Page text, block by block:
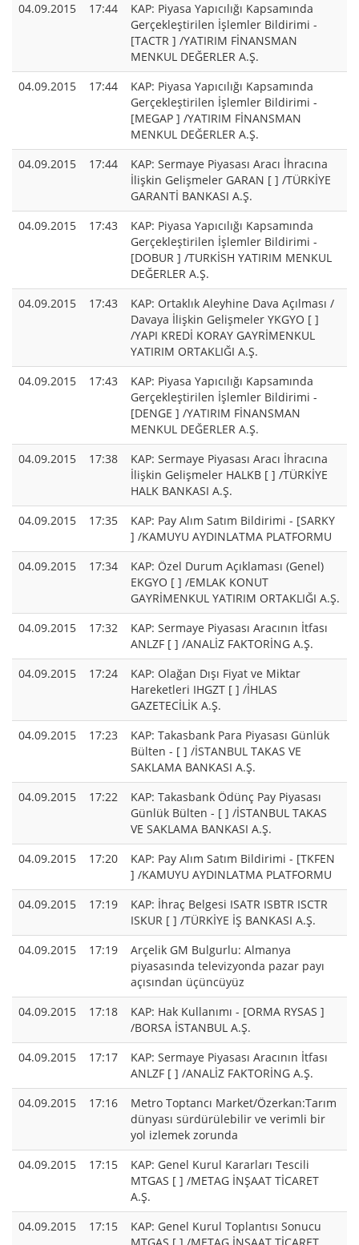
04.09.2015
17:44
KAP: Piyasa Yapıcılığı Kapsamında
Gerçekleştirilen İşlemler Bildirimi -
[TACTR ] /YATIRIM FİNANSMAN
MENKUL DEĞERLER A.Ş.
04.09.2015
17:44
KAP: Piyasa Yapıcılığı Kapsamında
Gerçekleştirilen İşlemler Bildirimi -
[MEGAP ] /YATIRIM FİNANSMAN
MENKUL DEĞERLER A.Ş.
04.09.2015
17:44
KAP: Sermaye Piyasası Aracı İhracına
İlişkin Gelişmeler GARAN [ ] /TÜRKİYE
GARANTİ BANKASI A.Ş.
04.09.2015
17:43
KAP: Piyasa Yapıcılığı Kapsamında
Gerçekleştirilen İşlemler Bildirimi -
[DOBUR ] /TURKİSH YATIRIM MENKUL
DEĞERLER A.Ş.
04.09.2015
17:43
KAP: Ortaklık Aleyhine Dava Açılması /
Davaya İlişkin Gelişmeler YKGYO [ ]
/YAPI KREDİ KORAY GAYRİMENKUL
YATIRIM ORTAKLIĞI A.Ş.
04.09.2015
17:43
KAP: Piyasa Yapıcılığı Kapsamında
Gerçekleştirilen İşlemler Bildirimi -
[DENGE ] /YATIRIM FİNANSMAN
MENKUL DEĞERLER A.Ş.
04.09.2015
17:38
KAP: Sermaye Piyasası Aracı İhracına
İlişkin Gelişmeler HALKB [ ] /TÜRKİYE
HALK BANKASI A.Ş.
04.09.2015
17:35
KAP: Pay Alım Satım Bildirimi - [SARKY
] /KAMUYU AYDINLATMA PLATFORMU
04.09.2015
17:34
KAP: Özel Durum Açıklaması (Genel)
EKGYO [ ] /EMLAK KONUT
GAYRİMENKUL YATIRIM ORTAKLIĞI A.Ş.
04.09.2015
17:32
KAP: Sermaye Piyasası Aracının İtfası
ANLZF [ ] /ANALİZ FAKTORİNG A.Ş.
04.09.2015
17:24
KAP: Olağan Dışı Fiyat ve Miktar
Hareketleri IHGZT [ ] /İHLAS
GAZETECİLİK A.Ş.
04.09.2015
17:23
KAP: Takasbank Para Piyasası Günlük
Bülten - [ ] /İSTANBUL TAKAS VE
SAKLAMA BANKASI A.Ş.
04.09.2015
17:22
KAP: Takasbank Ödünç Pay Piyasası
Günlük Bülten - [ ] /İSTANBUL TAKAS
VE SAKLAMA BANKASI A.Ş.
04.09.2015
17:20
KAP: Pay Alım Satım Bildirimi - [TKFEN
] /KAMUYU AYDINLATMA PLATFORMU
04.09.2015
17:19
KAP: İhraç Belgesi ISATR ISBTR ISCTR
ISKUR [ ] /TÜRKİYE İŞ BANKASI A.Ş.
04.09.2015
17:19
Arçelik GM Bulgurlu: Almanya
piyasasında televizyonda pazar payı
açısından üçüncüyüz
04.09.2015
17:18
KAP: Hak Kullanımı - [ORMA RYSAS ]
/BORSA İSTANBUL A.Ş.
04.09.2015
17:17
KAP: Sermaye Piyasası Aracının İtfası
ANLZF [ ] /ANALİZ FAKTORİNG A.Ş.
04.09.2015
17:16
Metro Toptancı Market/Özerkan:Tarım
dünyası sürdürülebilir ve verimli bir
yol izlemek zorunda
04.09.2015
17:15
KAP: Genel Kurul Kararları Tescili
MTGAS [ ] /METAG İNŞAAT TİCARET
A.Ş.
04.09.2015
17:15
KAP: Genel Kurul Toplantısı Sonucu